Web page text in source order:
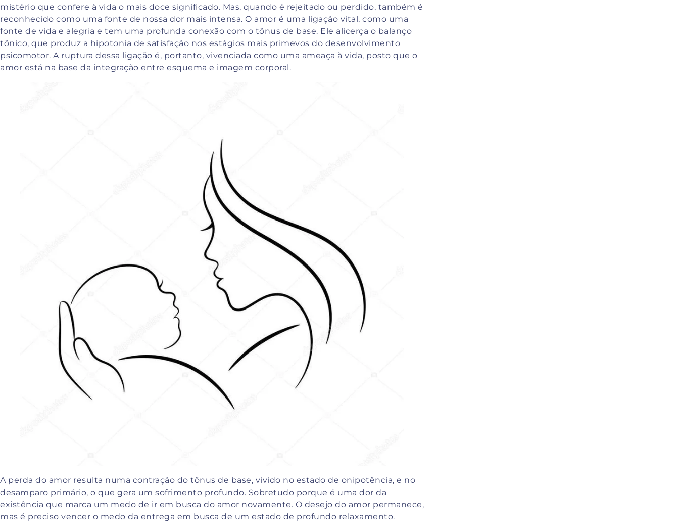
mistério que confere à vida o mais doce significado. Mas, quando é rejeitado ou perdido, também é
reconhecido como uma fonte de nossa dor mais intensa. O amor é uma ligação vital, como uma
fonte de vida e alegria e tem uma profunda conexão com o tônus de base. Ele alicerça o balanço
tônico, que produz a hipotonia de satisfação nos estágios mais primevos do desenvolvimento
psicomotor. A ruptura dessa ligação é, portanto, vivenciada como uma ameaça à vida, posto que o
amor está na base da integração entre esquema e imagem corporal.
A perda do amor resulta numa contração do tônus de base, vivido no estado de onipotência, e no
desamparo primário, o que gera um sofrimento profundo. Sobretudo porque é uma dor da
existência que marca um medo de ir em busca do amor novamente. O desejo do amor permanece,
mas é preciso vencer o medo da entrega em busca de um estado de profundo relaxamento.